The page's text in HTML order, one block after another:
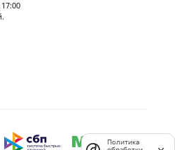
с 8:00 до 17:00
Политика